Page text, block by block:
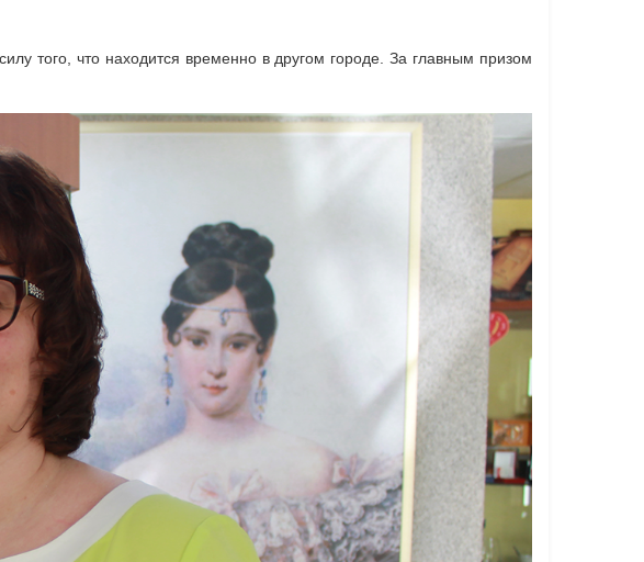
того, что находится временно в другом городе. За главным призом